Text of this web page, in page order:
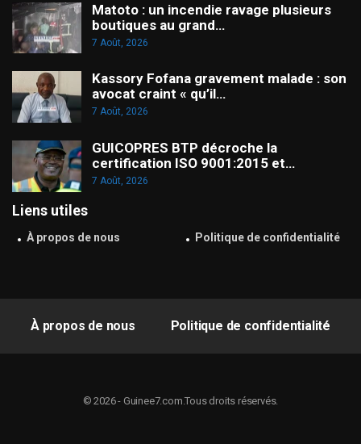
Matoto : un incendie ravage plusieurs
boutiques au grand…
7 Août, 2026
Kassory Fofana gravement malade : son
avocat craint « qu’il…
7 Août, 2026
GUICOPRES BTP décroche la
certification ISO 9001:2015 et…
7 Août, 2026
Liens utiles
À propos de nous Politique de confidentialité
À propos de nous Politique de confidentialité
© 2026 - Guinee7.com.Tous droits réservés.